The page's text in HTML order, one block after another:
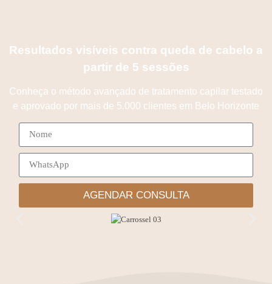
Resultados visíveis contra queda de cabelo a
partir de 5 sessões
Conheça o método avançado de tratamento capilar testado
e aprovado por mais de 5.000 clientes em Belo Horizonte
AGENDAR CONSULTA